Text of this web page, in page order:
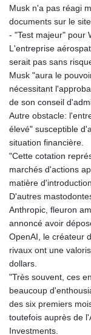
Musk n'a pas réagi
documents sur le
- "Test majeur" pour
L'entreprise
serait pas sans
Musk "aura le
nécessitant
de son conseil
Autre obstacle:
élevé" susceptible
situation financière.
"Cette cotation
marchés d'actions
matière
D'autres
Anthropic, fleuron
annoncé avoir
OpenAI, le créateur
rivaux ont une
dollars.
"Très souvent, ces
beaucoup
des six premiers
toutefois auprès de
Investments.